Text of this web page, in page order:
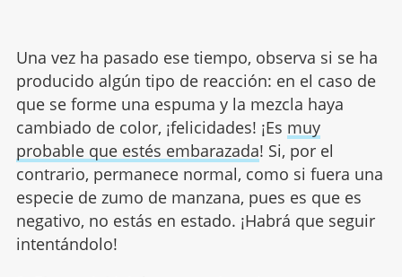
Una vez ha pasado ese tiempo, observa si se ha
producido algún tipo de reacción: en el caso de
que se forme una espuma y la mezcla haya
cambiado de color, ¡felicidades! ¡Es muy
probable que estés embarazada! Si, por el
contrario, permanece normal, como si fuera una
especie de zumo de manzana, pues es que es
negativo, no estás en estado. ¡Habrá que seguir
intentándolo!